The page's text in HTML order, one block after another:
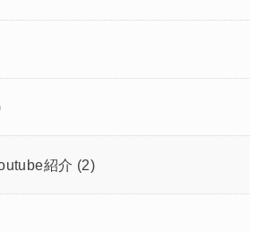
紹介 (2)